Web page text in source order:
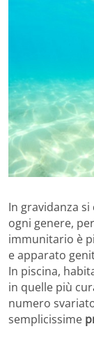
In gravidanza
ogni genere,
immunitario è
e apparato
In piscina,
in quelle più
numero
semplicissime